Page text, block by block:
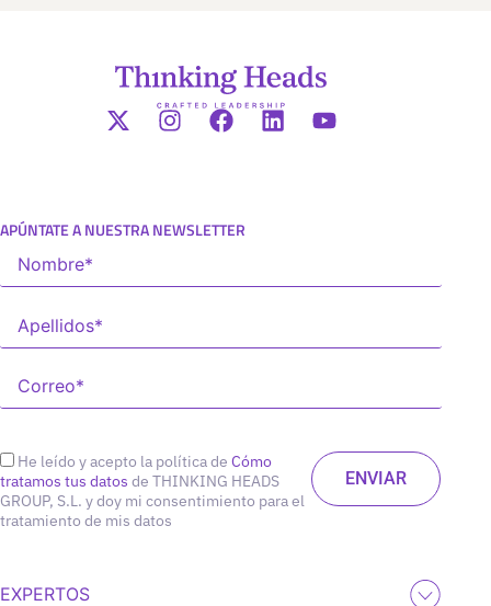
APÚNTATE A NUESTRA NEWSLETTER
He leído y acepto la política de Cómo
tratamos tus datos de THINKING HEADS
GROUP, S.L. y doy mi consentimiento para el
tratamiento de mis datos
EXPERTOS